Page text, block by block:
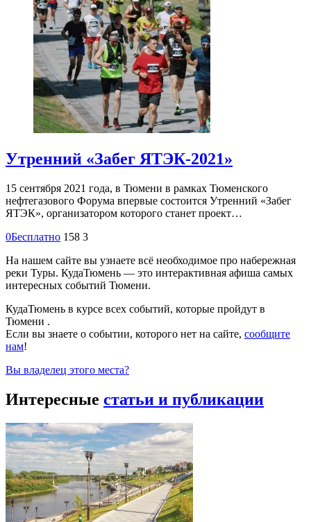
Утренний «Забег ЯТЭК-2021»
15 сентября 2021 года, в Тюмени в рамках Тюменского
нефтегазового Форума впервые состоится Утренний «Забег
ЯТЭК», организатором которого станет проект…
0Бесплатно 158 3
На нашем сайте вы узнаете всё необходимое про набережная
реки Туры. КудаТюмень — это интерактивная афиша самых
интересных событий Тюмени.
КудаТюмень в курсе всех событий, которые пройдут в
Тюмени .
Если вы знаете о событии, которого нет на сайте, сообщите
нам!
Вы владелец этого места?
Интересные статьи и публикации